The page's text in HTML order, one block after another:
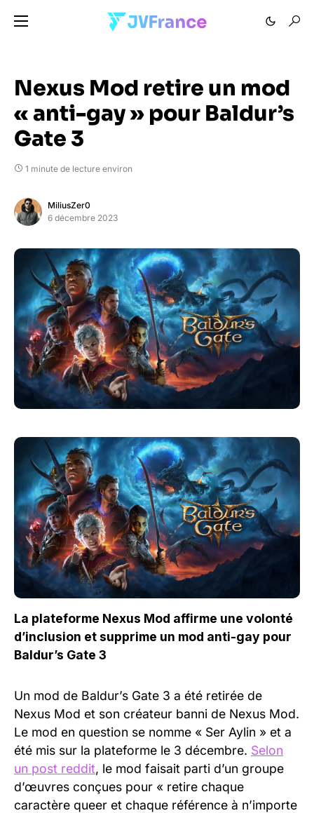
Nexus Mod retire un mod
« anti-gay » pour Baldur’s
Gate 3
1 minute de lecture environ
MiliusZer0
6 décembre 2023
La plateforme Nexus Mod affirme une volonté
d’inclusion et supprime un mod anti-gay pour
Baldur’s Gate 3
Un mod de Baldur’s Gate 3 a été retirée de
Nexus Mod et son créateur banni de Nexus Mod.
Le mod en question se nomme « Ser Aylin » et a
été mis sur la plateforme le 3 décembre. Selon
un post reddit, le mod faisait parti d’un groupe
d’œuvres conçues pour « retire chaque
caractère queer et chaque référence à n’importe